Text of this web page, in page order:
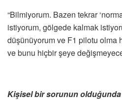
“Bilmiyorum. Bazen tekrar
istiyorum, gölgede kalmak
düşünüyorum ve F1 pilotu olma
ve bunu hiçbir şeye
Kişisel bir sorunun